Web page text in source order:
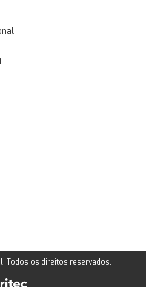
Todos os direitos reservados.